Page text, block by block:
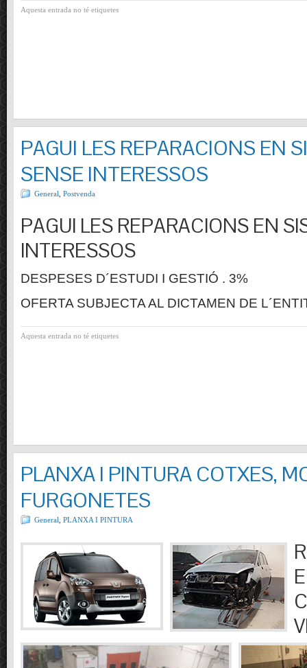
Aquesta entrada no té etiquetes
PAGUI LES REPARACIONS EN
SENSE INTERESSOS
General Postvenda
PAGUI LES REPARACIONS EN
INTERESSOS
DESPESES D´ESTUDI I GESTIÓ . 3%
OFERTA SUBJECTA AL DICTAMEN DE
Aquesta entrada no té etiquetes
PLANXA I PINTURA COTXES,
FURGONETES
General PLANXA I PINTURA